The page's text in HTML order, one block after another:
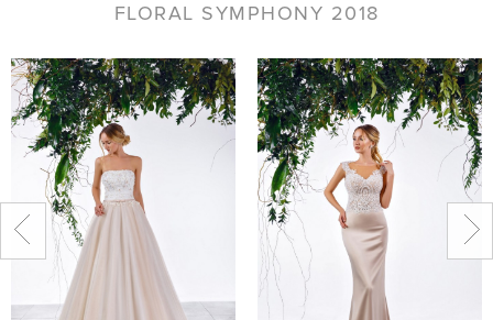
FLORAL SYMPHONY 2018